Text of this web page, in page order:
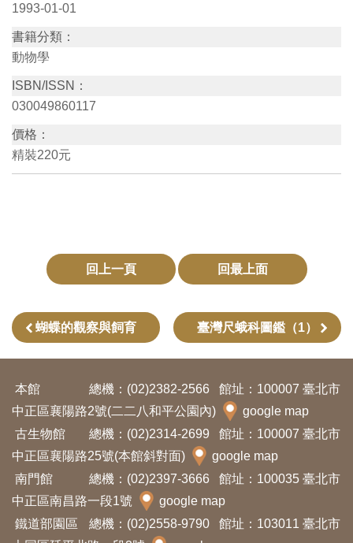
育
活
動
出
版
究
民
服
務
政
府
公
1993-01-01
書籍分類：
動物學
ISBN/ISSN：
030049860117
價格：
精裝220元
回上一頁 回最上面
蝴蝶的觀察與飼育 臺灣尺蛾科圖鑑（1）
本館 總機：(02)2382-2566
館址：100007 臺北市
中正區襄陽路2號(二二八和平公園內)
google map
古生物館
總機：(02)2314-2699
館址：100007 臺北市
中正區襄陽路25號(本館斜對面)
google map
南門館
總機：(02)2397-3666
館址：100035 臺北市
中正區南昌路一段1號
google map
鐵道部園區
總機：(02)2558-9790
館址：103011 臺北市